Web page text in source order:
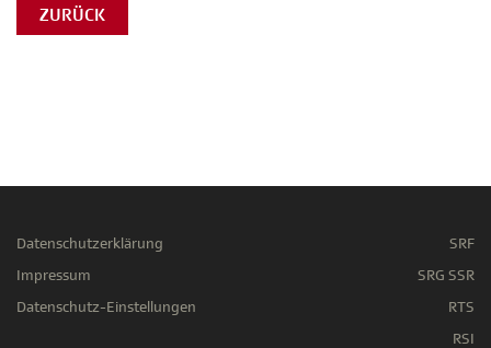
ZURÜCK
Datenschutzerklärung
Impressum
Datenschutz-Einstellungen
SRF
SRG SSR
RTS
RSI